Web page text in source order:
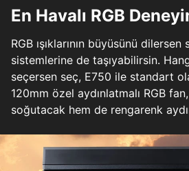
En Havalı RGB
RGB ışıklarının büyüsünü
sistemlerine de taşıyabilirsin.
seçersen seç, E750 ile standart
120mm özel aydınlatmalı RGB
soğutacak hem de rengarenk